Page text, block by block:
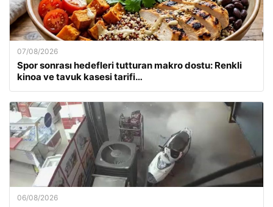
07/08/2026
Spor sonrası hedefleri tutturan makro dostu: Renkli
kinoa ve tavuk kasesi tarifi…
06/08/2026